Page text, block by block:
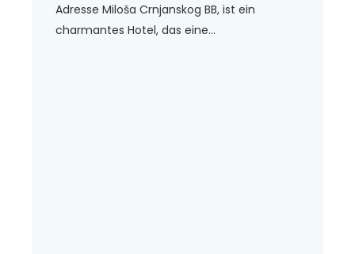
Adresse Miloša Crnjanskog BB, ist ein
charmantes Hotel, das eine...